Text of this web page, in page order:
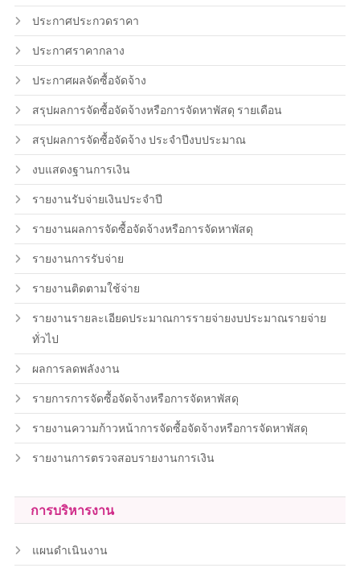
ประกาศประกวดราคา
ประกาศราคากลาง
ประกาศผลจัดซื้อจัดจ้าง
สรุปผลการจัดซื้อจัดจ้างหรือการจัดหาพัสดุ รายเดือน
สรุปผลการจัดซื้อจัดจ้าง ประจำปีงบประมาณ
งบแสดงฐานการเงิน
รายงานรับจ่ายเงินประจำปี
รายงานผลการจัดซื้อจัดจ้างหรือการจัดหาพัสดุ
รายงานการรับจ่าย
รายงานติดตามใช้จ่าย
รายงานรายละเอียดประมาณการรายจ่ายงบประมาณรายจ่าย
ทั่วไป
ผลการลดพลังงาน
รายการการจัดซื้อจัดจ้างหรือการจัดหาพัสดุ
รายงานความก้าวหน้าการจัดซื้อจัดจ้างหรือการจัดหาพัสดุ
รายงานการตรวจสอบรายงานการเงิน
การบริหารงาน
แผนดำเนินงาน